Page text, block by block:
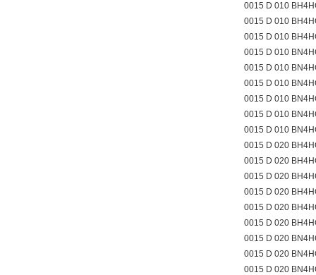
0015 D 010
0015 D 010
0015 D 010
0015 D 010
0015 D 010
0015 D 010
0015 D 010
0015 D 010
0015 D 010
0015 D 020
0015 D 020
0015 D 020
0015 D 020
0015 D 020
0015 D 020
0015 D 020
0015 D 020
0015 D 020